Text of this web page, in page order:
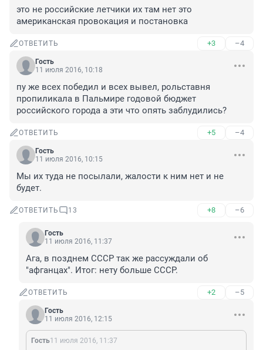
это не российские летчики их там нет это
американская провокация и постановка
ОТВЕТИТЬ +3 –4
Гость
11 июля 2016, 10:18
пу же всех победил и всех вывел, рольставня
пропиликала в Пальмире годовой бюджет
российского города а эти что опять заблудились?
ОТВЕТИТЬ +5 –4
Гость
11 июля 2016, 10:15
Мы их туда не посылали, жалости к ним нет и не
будет.
ОТВЕТИТЬ 13 +8 –6
Гость
11 июля 2016, 11:37
Ага, в позднем СССР так же рассуждали об
"афганцах". Итог: нету больше СССР.
ОТВЕТИТЬ +2 –5
Гость
11 июля 2016, 12:15
Гость11 июля 2016, 11:37